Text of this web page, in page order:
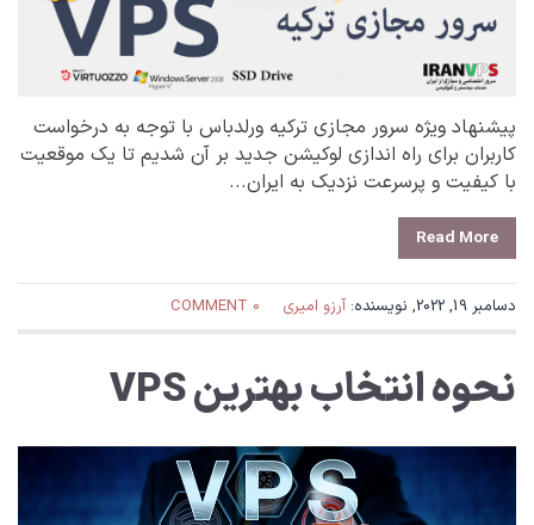
پیشنهاد ویژه سرور مجازی ترکیه ورلدباس با توجه به درخواست
کاربران برای راه اندازی لوکیشن جدید بر آن شدیم تا یک موقعیت
با کیفیت و پرسرعت نزدیک به ایران...
Read More
دسامبر 19, 2022, نویسنده: آرزو امیری 0 COMMENT
نحوه انتخاب بهترین VPS